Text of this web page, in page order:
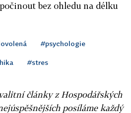
bez ohledu na délku
#psychologie
#stres
články z Hospodářských
posíláme každý